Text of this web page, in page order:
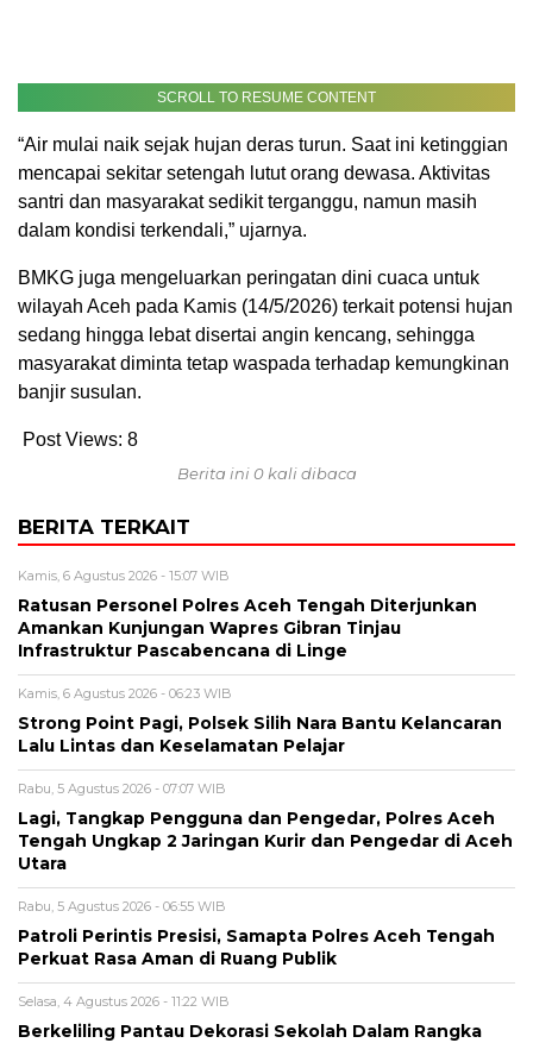
SCROLL TO RESUME CONTENT
“Air mulai naik sejak hujan deras turun. Saat ini ketinggian
mencapai sekitar setengah lutut orang dewasa. Aktivitas
santri dan masyarakat sedikit terganggu, namun masih
dalam kondisi terkendali,” ujarnya.
BMKG juga mengeluarkan peringatan dini cuaca untuk
wilayah Aceh pada Kamis (14/5/2026) terkait potensi hujan
sedang hingga lebat disertai angin kencang, sehingga
masyarakat diminta tetap waspada terhadap kemungkinan
banjir susulan.
Post Views: 8
Berita ini 0 kali dibaca
BERITA TERKAIT
Kamis, 6 Agustus 2026 - 15:07 WIB
Ratusan Personel Polres Aceh Tengah Diterjunkan
Amankan Kunjungan Wapres Gibran Tinjau
Infrastruktur Pascabencana di Linge
Kamis, 6 Agustus 2026 - 06:23 WIB
Strong Point Pagi, Polsek Silih Nara Bantu Kelancaran
Lalu Lintas dan Keselamatan Pelajar
Rabu, 5 Agustus 2026 - 07:07 WIB
Lagi, Tangkap Pengguna dan Pengedar, Polres Aceh
Tengah Ungkap 2 Jaringan Kurir dan Pengedar di Aceh
Utara
Rabu, 5 Agustus 2026 - 06:55 WIB
Patroli Perintis Presisi, Samapta Polres Aceh Tengah
Perkuat Rasa Aman di Ruang Publik
Selasa, 4 Agustus 2026 - 11:22 WIB
Berkeliling Pantau Dekorasi Sekolah Dalam Rangka